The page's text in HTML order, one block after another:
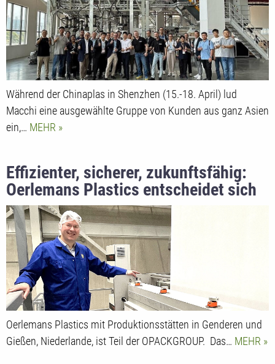
Während der Chinaplas in Shenzhen (15.-18. April) lud
Macchi eine ausgewählte Gruppe von Kunden aus ganz Asien
ein,… MEHR
Effizienter, sicherer, zukunftsfähig:
Oerlemans Plastics entscheidet sich
für Vetaphone-Technologie
Oerlemans Plastics mit Produktionsstätten in Genderen und
Gießen, Niederlande, ist Teil der OPACKGROUP. Das… MEHR